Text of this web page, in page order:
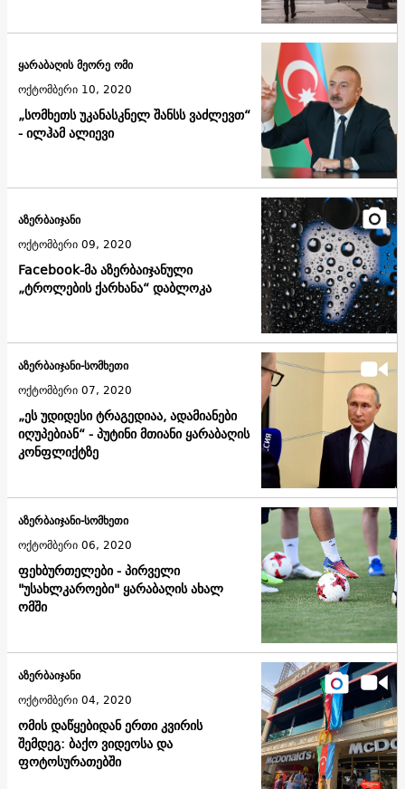
„სომხეთს უკანასკნელ შანსს ვაძლევთ“
- ილჰამ ალიევი
ყარაბაღის მეორე ომი
ოქტომბერი 10, 2020
Facebook-მა აზერბაიჯანული
„ტროლების ქარხანა“ დაბლოკა
აზერბაიჯანი
ოქტომბერი 09, 2020
„ეს უდიდესი ტრაგედიაა, ადამიანები
იღუპებიან“ - პუტინი მთიანი ყარაბაღის
კონფლიქტზე
აზერბაიჯანი-სომხეთი
ოქტომბერი 07, 2020
ფეხბურთელები - პირველი
"უსახლკაროები" ყარაბაღის ახალ
ომში
აზერბაიჯანი-სომხეთი
ოქტომბერი 06, 2020
ომის დაწყებიდან ერთი კვირის
შემდეგ: ბაქო ვიდეოსა და
ფოტოსურათებში
აზერბაიჯანი
ოქტომბერი 04, 2020